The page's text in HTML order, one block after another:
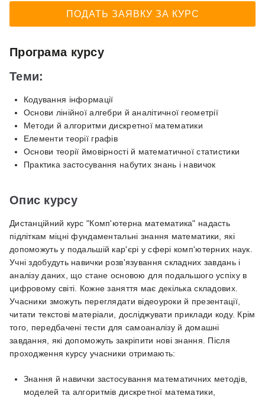
ПОДАТЬ ЗАЯВКУ ЗА КУРС
Програма курсу
Теми:
Кодування інформації
Основи лінійної алгебри й аналітичної геометрії
Методи й алгоритми дискретної математики
Елементи теорії графів
Основи теорії ймовірності й математичної статистики
Практика застосування набутих знань і навичок
Опис курсу
Дистанційний курс "Комп'ютерна математика" надасть
підліткам міцні фундаментальні знання математики, які
допоможуть у подальшій кар'єрі у сфері комп'ютерних наук.
Учні здобудуть навички розв'язування складних завдань і
аналізу даних, що стане основою для подальшого успіху в
цифровому світі. Кожне заняття має декілька складових.
Учасники зможуть переглядати відеоуроки й презентації,
читати текстові матеріали, досліджувати приклади коду. Крім
того, передбачені тести для самоаналізу й домашні
завдання, які допоможуть закріпити нові знання. Після
проходження курсу учасники отримають:
Знання й навички застосування математичних методів,
моделей та алгоритмів дискретної математики,